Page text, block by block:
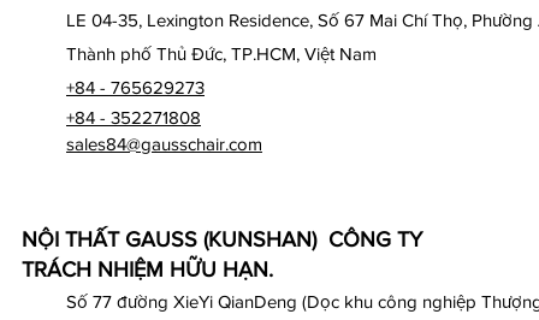
LE 04-35, Lexington Residence, Số 67 Mai Chí Thọ, Phường
Thành phố Thủ Đức, TP.HCM, Việt Nam
+84 - 765629273
+84 - 352271808
sales84@gausschair.com
NỘI THẤT GAUSS (KUNSHAN) CÔNG TY
TRÁCH NHIỆM HỮU HẠN.
Số 77 đường XieYi QianDeng (Dọc khu công nghiệp